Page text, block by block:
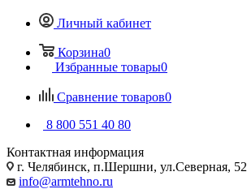
Личный кабинет
Корзина0
Избранные товары0
Сравнение товаров0
8 800 551 40 80
Контактная информация
г. Челябинск, п.Шершни, ул.Северная, 52
info@armtehno.ru